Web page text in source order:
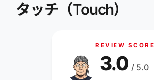
タッチ（Touch）
REVIEW SCORE
3.0 / 5.0